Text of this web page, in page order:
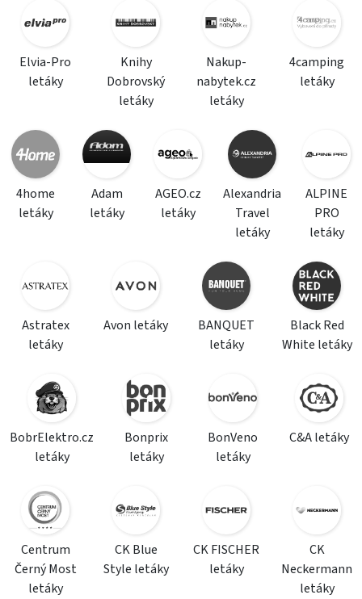
Elvia-Pro
letáky
Knihy
Dobrovský
letáky
Nakup-
nabytek.cz
letáky
4camping
letáky
4home
letáky
Adam
letáky
AGEO.cz
letáky
Alexandria
Travel
letáky
ALPINE
PRO
letáky
Astratex
letáky
Avon letáky
BANQUET
letáky
Black Red
White letáky
BobrElektro.cz
letáky
Bonprix
letáky
BonVeno
letáky
C&A letáky
Centrum
Černý Most
letáky
CK Blue
Style letáky
CK FISCHER
letáky
CK
Neckermann
letáky